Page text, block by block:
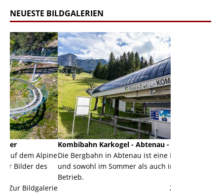
NEUESTE BILDGALERIEN
Kombibahn Karkogel - Abtenau - Salzburg
Die Bergbahn in Abtenau ist eine Kombibahn
und sowohl im Sommer als auch im Winter in
Zur Bildgalerie